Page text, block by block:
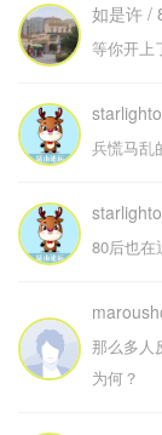
如是许 /
等你开上
兵慌马乱
80后也在
那么多人
为何？